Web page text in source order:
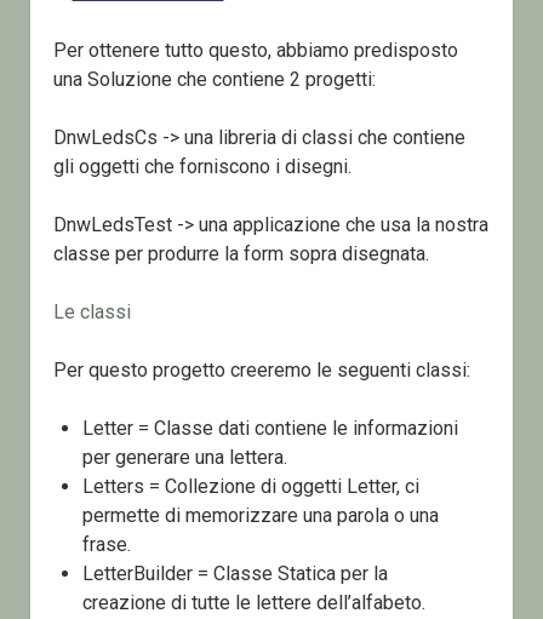
Per ottenere tutto questo, abbiamo predisposto
una Soluzione che contiene 2 progetti:
DnwLedsCs -> una libreria di classi che contiene
gli oggetti che forniscono i disegni.
DnwLedsTest -> una applicazione che usa la nostra
classe per produrre la form sopra disegnata.
Le classi
Per questo progetto creeremo le seguenti classi:
Letter = Classe dati contiene le informazioni
per generare una lettera.
Letters = Collezione di oggetti Letter, ci
permette di memorizzare una parola o una
frase.
LetterBuilder = Classe Statica per la
creazione di tutte le lettere dell’alfabeto.